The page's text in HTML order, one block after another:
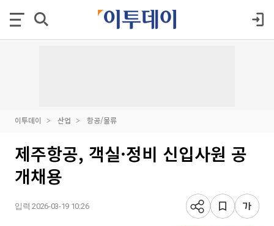
이투데이 산업 항공/물류
제주항공, 객실·정비 신입사원 공
개채용
입력 2026-03-19 10:26